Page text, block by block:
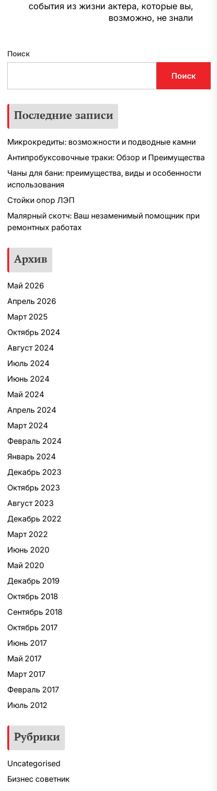
события из жизни актера, которые вы,
возможно, не знали
Поиск
Поиск
Последние записи
Микрокредиты: возможности и подводные камни
Антипробуксовочные траки: Обзор и Преимущества
Чаны для бани: преимущества, виды и особенности
использования
Стойки опор ЛЭП
Малярный скотч: Ваш незаменимый помощник при
ремонтных работах
Архив
Май 2026
Апрель 2026
Март 2025
Октябрь 2024
Август 2024
Июль 2024
Июнь 2024
Май 2024
Апрель 2024
Март 2024
Февраль 2024
Январь 2024
Декабрь 2023
Октябрь 2023
Август 2023
Декабрь 2022
Март 2022
Июнь 2020
Май 2020
Декабрь 2019
Октябрь 2018
Сентябрь 2018
Октябрь 2017
Июнь 2017
Май 2017
Март 2017
Февраль 2017
Июль 2012
Рубрики
Uncategorised
Бизнес советник